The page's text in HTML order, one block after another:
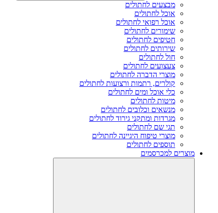
מבצעים לחתולים
אוכל לחתולים
אוכל רפואי לחתולים
שימורים לחתולים
חטיפים לחתולים
שירותים לחתולים
חול לחתולים
צעצועים לחתולים
מוצרי הדברה לחתולים
קולרים, רתמות ורצועות לחתולים
כלי אוכל ומים לחתולים
מיטות לחתולים
מנשאים וכלובים לחתולים
מגרדות ומתקני גירוד לחתולים
תגי שם לחתולים
מוצרי טיפוח היגיינה לחתולים
תוספים לחתולים
מוצרים למכרסמים